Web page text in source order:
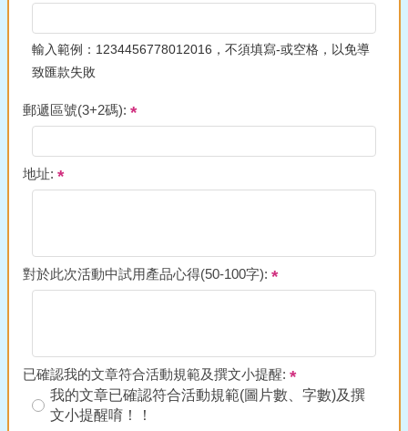
輸入範例：1234456778012016，不須填寫-或空格，以免導
致匯款失敗
郵遞區號(3+2碼):
地址:
對於此次活動中試用產品心得(50-100字):
已確認我的文章符合活動規範及撰文小提醒:
我的文章已確認符合活動規範(圖片數、字數)及撰
文小提醒唷！！